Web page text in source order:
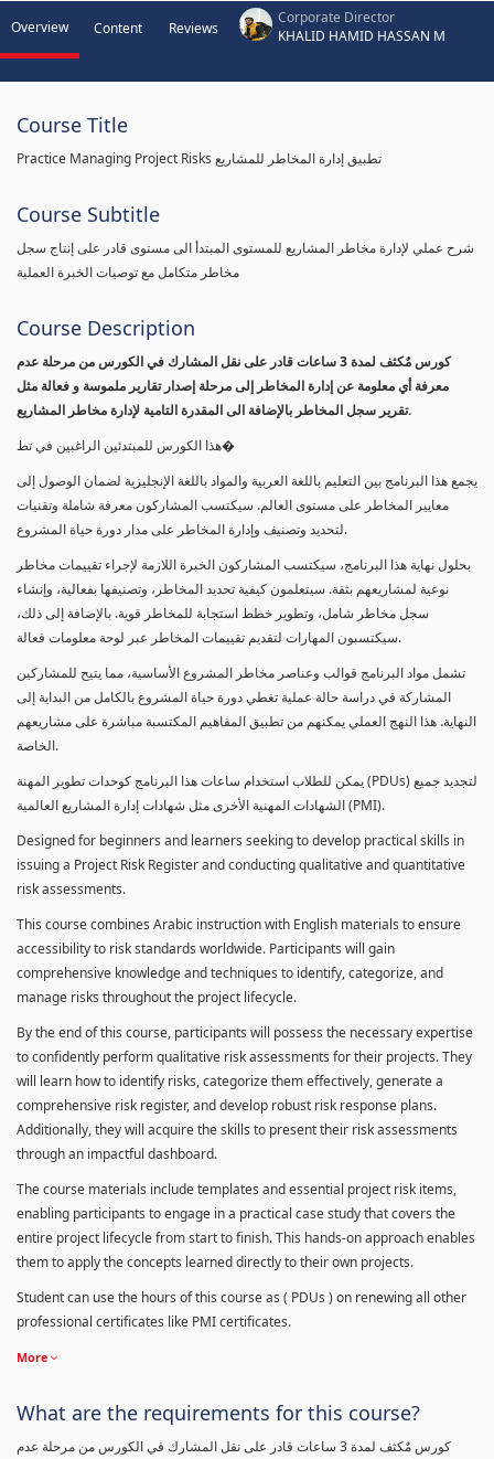
Overview Content Reviews
Corporate Director
KHALID HAMID HASSAN M
Course Title
Practice Managing Project Risks تطبيق إدارة المخاطر للمشاريع
Course Subtitle
شرح عملي لإدارة مخاطر المشاريع للمستوى المبتدأ الى مستوى قادر على إنتاج سجل
مخاطر متكامل مع توصيات الخبرة العملية
Course Description
كورس مٌكثف لمدة 3 ساعات قادر على نقل المشارك في الكورس من مرحلة عدم
معرفة أي معلومة عن إدارة المخاطر إلى مرحلة إصدار تقارير ملموسة و فعالة مثل
تقرير سجل المخاطر بالإضافة الى المقدرة التامية لإدارة مخاطر المشاريع.
هذا الكورس للمبتدئين الراغبين في تط�
يجمع هذا البرنامج بين التعليم باللغة العربية والمواد باللغة الإنجليزية لضمان الوصول إلى
معايير المخاطر على مستوى العالم. سيكتسب المشاركون معرفة شاملة وتقنيات
لتحديد وتصنيف وإدارة المخاطر على مدار دورة حياة المشروع.
بحلول نهاية هذا البرنامج، سيكتسب المشاركون الخبرة اللازمة لإجراء تقييمات مخاطر
نوعية لمشاريعهم بثقة. سيتعلمون كيفية تحديد المخاطر، وتصنيفها بفعالية، وإنشاء
سجل مخاطر شامل، وتطوير خطط استجابة للمخاطر قوية. بالإضافة إلى ذلك،
سيكتسبون المهارات لتقديم تقييمات المخاطر عبر لوحة معلومات فعالة.
تشمل مواد البرنامج قوالب وعناصر مخاطر المشروع الأساسية، مما يتيح للمشاركين
المشاركة في دراسة حالة عملية تغطي دورة حياة المشروع بالكامل من البداية إلى
النهاية. هذا النهج العملي يمكنهم من تطبيق المفاهيم المكتسبة مباشرة على مشاريعهم
الخاصة.
يمكن للطلاب استخدام ساعات هذا البرنامج كوحدات تطوير المهنة (PDUs) لتجديد جميع
الشهادات المهنية الأخرى مثل شهادات إدارة المشاريع العالمية (PMI).
Designed for beginners and learners seeking to develop practical skills in
issuing a Project Risk Register and conducting qualitative and quantitative
risk assessments.
This course combines Arabic instruction with English materials to ensure
accessibility to risk standards worldwide. Participants will gain
comprehensive knowledge and techniques to identify, categorize, and
manage risks throughout the project lifecycle.
By the end of this course, participants will possess the necessary expertise
to confidently perform qualitative risk assessments for their projects. They
will learn how to identify risks, categorize them effectively, generate a
comprehensive risk register, and develop robust risk response plans.
Additionally, they will acquire the skills to present their risk assessments
through an impactful dashboard.
The course materials include templates and essential project risk items,
enabling participants to engage in a practical case study that covers the
entire project lifecycle from start to finish. This hands-on approach enables
them to apply the concepts learned directly to their own projects.
Student can use the hours of this course as ( PDUs ) on renewing all other
professional certificates like PMI certificates.
More
What are the requirements for this course?
كورس مٌكثف لمدة 3 ساعات قادر على نقل المشارك في الكورس من مرحلة عدم